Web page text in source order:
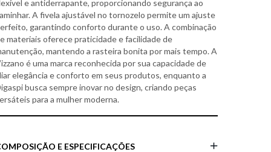
e antiderrapante, proporcionando segurança ao
A fivela ajustável no tornozelo permite um ajuste
garantindo conforto durante o uso. A combinação
materiais oferece praticidade e facilidade de
mantendo a rasteira bonita por mais tempo. A
é uma marca reconhecida por sua capacidade de
elegância e conforto em seus produtos, enquanto a
busca sempre inovar no design, criando peças
para a mulher moderna.
E ESPECIFICAÇÕES